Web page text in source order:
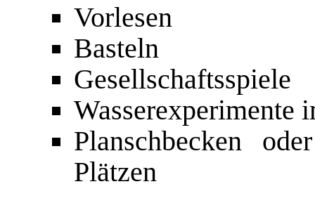
Vorlesen
Basteln
Gesellschaftsspiele
Wasserexperimente
Planschbecken
Plätzen